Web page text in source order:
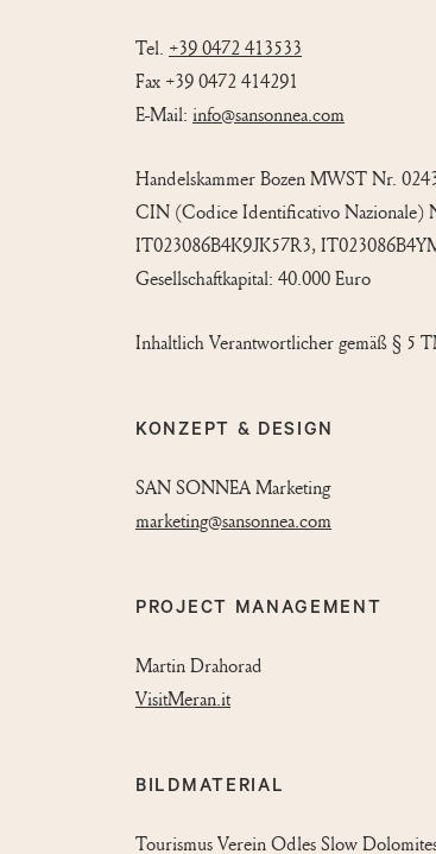
Tel. +39 0472 413533
Fax +39 0472 414291
E-Mail: info@sansonnea.com
Handelskammer Bozen MWST Nr.
CIN (Codice Identificativo Nazionale)
IT023086B4K9JK57R3,
Gesellschaftkapital: 40.000 Euro
Inhaltlich Verantwortlicher gemäß § 5
KONZEPT & DESIGN
SAN SONNEA Marketing
marketing@sansonnea.com
PROJECT MANAGEMENT
Martin Drahorad
VisitMeran.it
BILDMATERIAL
Tourismus Verein Odles Slow